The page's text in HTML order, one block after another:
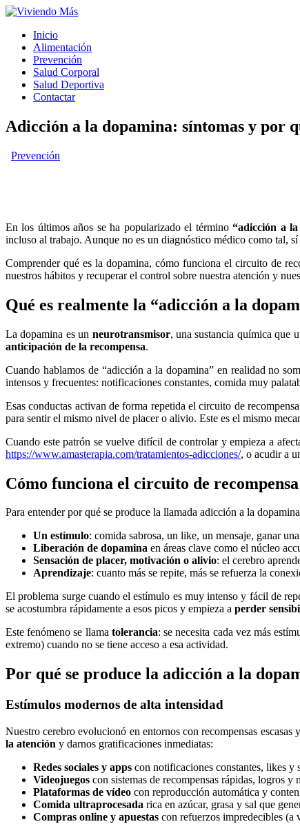
Inicio
Alimentación
Prevención
Salud Corporal
Salud Deportiva
Contactar
Adicción a la dopamina: síntomas y por
Prevención
En los últimos años se ha popularizado el término“adicción a
incluso al trabajo. Aunque no es un diagnóstico médico como tal,
Comprender qué es la dopamina, cómo funciona el circuito de
nuestros hábitos y recuperar el control sobre nuestra atención y
Qué es realmente la “adicción a la
La dopamina es un neurotransmisor, una sustancia química que
anticipación de la recompensa.
Cuando hablamos de “adicción a la dopamina” en realidad no
intensos y frecuentes: notificaciones constantes, comida muy
Esas conductas activan de forma repetida el circuito de
para sentir el mismo nivel de placer o alivio. Este es el mismo
Cuando este patrón se vuelve difícil de controlar y empieza a
https://www.amasterapia.com/tratamientos-adicciones/, o acudir a
Cómo funciona el circuito de
Para entender por qué se produce la llamada adicción a la
Un estímulo: comida sabrosa, un like, un mensaje, ganar
Liberación de dopamina en áreas clave como el núcleo
Sensación de placer, motivación o alivio: el cerebro
Aprendizaje: cuanto más se repite, más se refuerza la
El problema surge cuando el estímulo es muy intenso y fácil de
se acostumbra rápidamente a esos picos y empieza a perder
Este fenómeno se llama tolerancia: se necesita cada vez más
extremo) cuando no se tiene acceso a esa actividad.
Por qué se produce la adicción a la
Estímulos modernos de alta intensidad
Nuestro cerebro evolucionó en entornos con recompensas
la atención y darnos gratificaciones inmediatas:
Redes sociales y apps con notificaciones constantes, likes y
Videojuegos con sistemas de recompensas rápidas, logros y
Plataformas de vídeo con reproducción automática y
Comida ultraprocesada rica en azúcar, grasa y sal que
Compras online y apuestas con refuerzos impredecibles (a